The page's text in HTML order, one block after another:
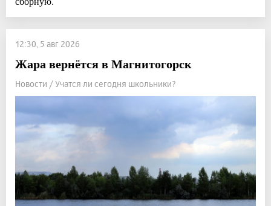
12:30, 5 авг 2026
Жара вернётся в Магнитогорск
Новости / Учатся ли сегодня школьники?